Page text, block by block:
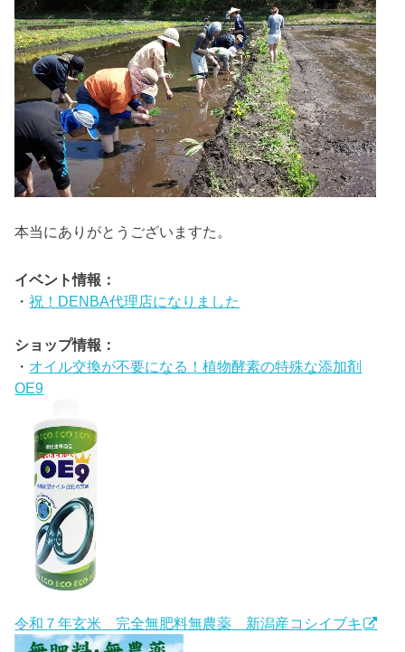
本当にありがとうございますた。
イベント情報：
・祝！DENBA代理店になりました
ショップ情報：
・ オイル交換が不要になる！植物酵素の特殊な添加剤
OE9
令和７年玄米 完全無肥料無農薬 新潟産コシイブキ